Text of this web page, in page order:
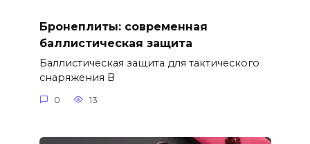
Бронеплиты: современная
баллистическая защита
Баллистическая защита для тактического
снаряжения В
0 13